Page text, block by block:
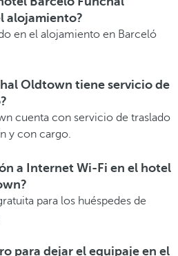
alojamiento?
en el alojamiento en Barceló
Oldtown tiene servicio de
cuenta con servicio de traslado
y con cargo.
a Internet Wi-Fi en el hotel
para los huéspedes de
para dejar el equipaje en el